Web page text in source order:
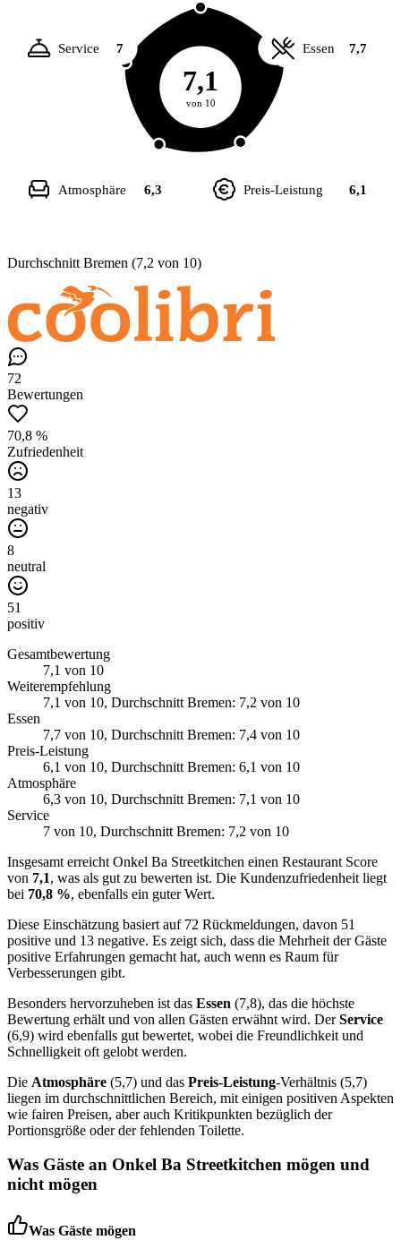
7,1
von 10
Essen 7,7
Preis-Leistung 6,1
Atmosphäre 6,3
Service 7
Durchschnitt Bremen (7,2 von 10)
72
Bewertungen
70,8 %
Zufriedenheit
13
negativ
8
neutral
51
positiv
Gesamtbewertung
7,1 von 10
Weiterempfehlung
7,1 von 10, Durchschnitt Bremen: 7,2 von 10
Essen
7,7 von 10, Durchschnitt Bremen: 7,4 von 10
Preis-Leistung
6,1 von 10, Durchschnitt Bremen: 6,1 von 10
Atmosphäre
6,3 von 10, Durchschnitt Bremen: 7,1 von 10
Service
7 von 10, Durchschnitt Bremen: 7,2 von 10
Insgesamt erreicht Onkel Ba Streetkitchen einen Restaurant Score
von 7,1, was als gut zu bewerten ist. Die Kundenzufriedenheit liegt
bei 70,8 %, ebenfalls ein guter Wert.
Diese Einschätzung basiert auf 72 Rückmeldungen, davon 51
positive und 13 negative. Es zeigt sich, dass die Mehrheit der Gäste
positive Erfahrungen gemacht hat, auch wenn es Raum für
Verbesserungen gibt.
Besonders hervorzuheben ist das Essen (7,8), das die höchste
Bewertung erhält und von allen Gästen erwähnt wird. DerService
(6,9) wird ebenfalls gut bewertet, wobei die Freundlichkeit und
Schnelligkeit oft gelobt werden.
Die Atmosphäre (5,7) und das Preis-Leistung-Verhältnis (5,7)
liegen im durchschnittlichen Bereich, mit einigen positiven Aspekten
wie fairen Preisen, aber auch Kritikpunkten bezüglich der
Portionsgröße oder der fehlenden Toilette.
Was Gäste an Onkel Ba Streetkitchen mögen und
nicht mögen
Was Gäste mögen